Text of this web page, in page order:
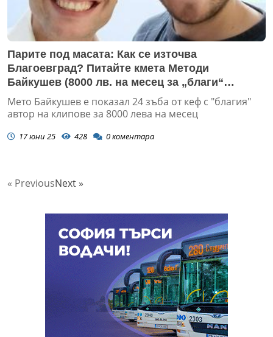
Парите под масата: Как се източва
Благоевград? Питайте кмета Методи
Байкушев (8000 лв. на месец за „благи“
клипчета + СНИМКИ)
Мето Байкушев е показал 24 зъба от кеф с "благия"
автор на клипове за 8000 лева на месец
17 юни 25 428 0коментара
« PreviousNext »